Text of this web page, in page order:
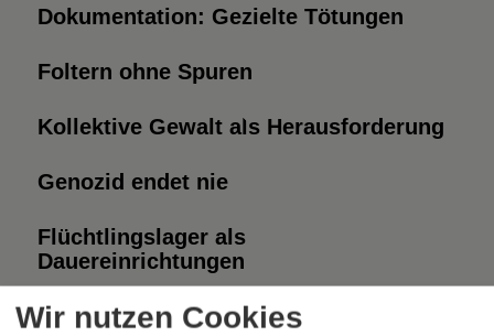
Dokumentation: Gezielte Tötungen
Foltern ohne Spuren
Kollektive Gewalt als Herausforderung
Genozid endet nie
Flüchtlingslager als
Dauereinrichtungen
Wir nutzen Cookies